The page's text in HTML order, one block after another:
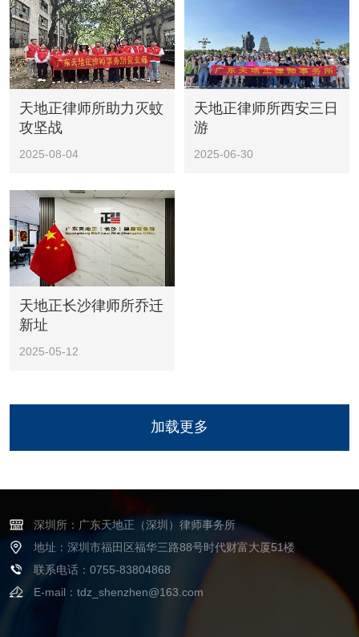
天地正律师所助力灭蚊
攻坚战
2025-08-04
天地正律师所西安三日
游
2025-06-30
天地正长沙律师所乔迁
新址
2025-05-12
加载更多
深圳所：广东天地正（深圳）律师事务所
地址：深圳市福田区福华三路88号时代财富大厦51楼
联系电话：0755-83804868
E-mail：tdz_shenzhen@163.com